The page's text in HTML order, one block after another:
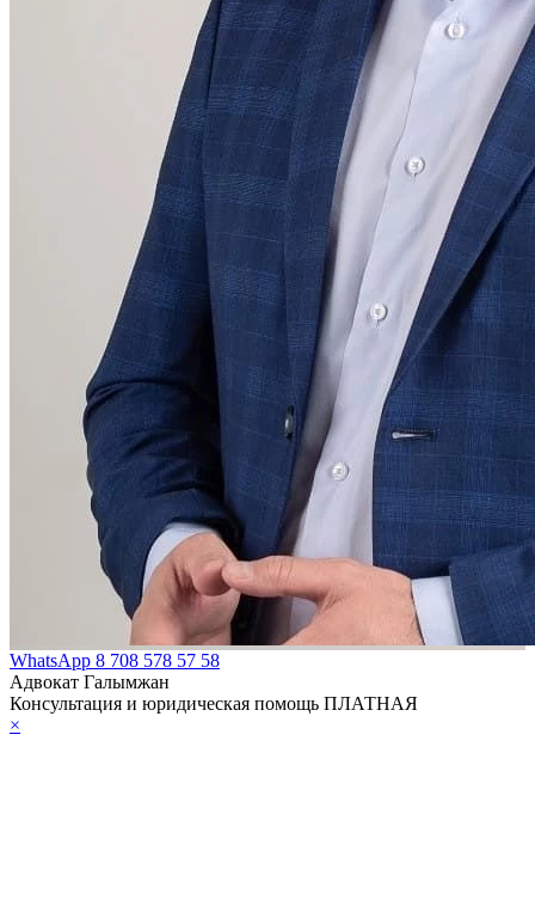
WhatsApp 8 708 578 57 58
Адвокат Галымжан
Консультация и юридическая помощь ПЛАТНАЯ
×